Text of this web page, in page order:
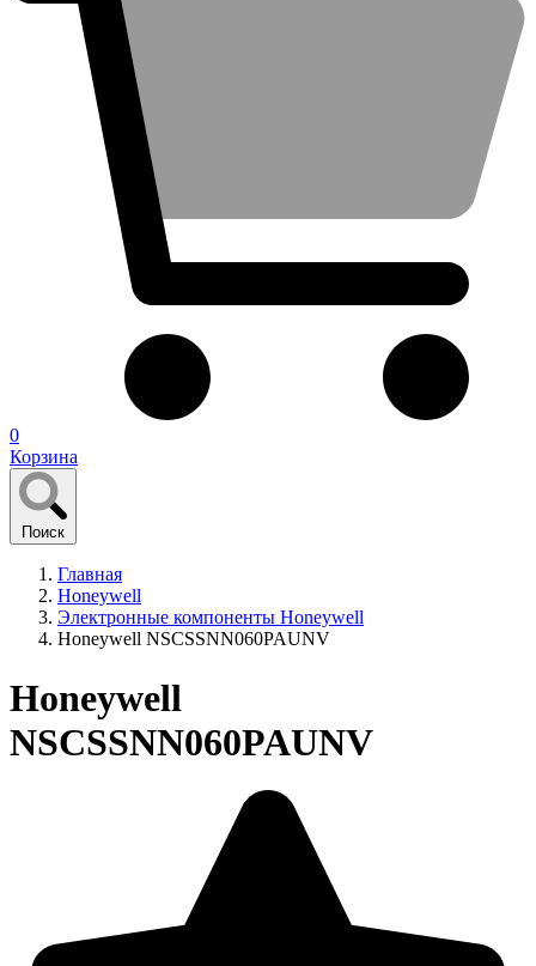
0
Корзина
Поиск
Главная
Honeywell
Электронные компоненты Honeywell
Honeywell NSCSSNN060PAUNV
Honeywell
NSCSSNN060PAUNV